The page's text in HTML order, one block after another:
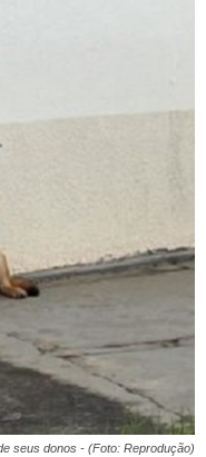
seus donos - (Foto: Reprodução)